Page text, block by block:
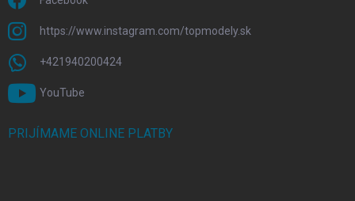
https://www.instagram.com/topmodely.sk
+421940200424
YouTube
PRIJÍMAME ONLINE PLATBY